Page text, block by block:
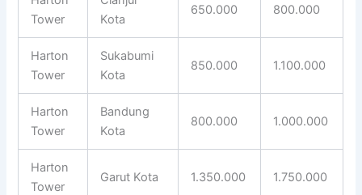
Tower
Kota
650.000 800.000
Harton
Tower
Sukabumi
Kota
850.000 1.100.000
Harton
Tower
Bandung
Kota
800.000 1.000.000
Harton
Tower
Garut Kota 1.350.000 1.750.000